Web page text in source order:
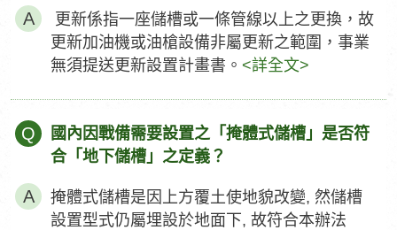
更新係指一座儲槽或一條管線以上之更換，故
更新加油機或油槍設備非屬更新之範圍，事業
無須提送更新設置計畫書。 <詳全文>
Q
國內因戰備需要設置之「掩體式儲槽」是否符
合「地下儲槽」之定義？
掩體式儲槽是因上方覆土使地貌改變, 然儲槽
設置型式仍屬埋設於地面下, 故符合本辦法